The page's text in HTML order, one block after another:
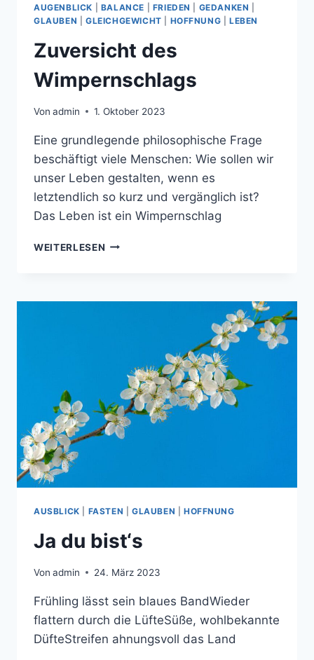
AUGENBLICK BALANCE FRIEDEN GEDANKEN
GLAUBEN
GLEICHGEWICHT HOFFNUNG |LEBEN
Zuversicht des
Wimpernschlags
Von admin 1. Oktober 2023
Eine grundlegende philosophische Frage
beschäftigt viele Menschen: Wie sollen wir
unser Leben gestalten, wenn es
letztendlich so kurz und vergänglich ist?
Das Leben ist ein Wimpernschlag
WEITERLESEN ZUVERSICHT
AUSBLICK FASTEN GLAUBEN HOFFNUNG
Ja du bist‘s
Von admin 24. März 2023
Frühling lässt sein blaues BandWieder
flattern durch die LüfteSüße, wohlbekannte
DüfteStreifen ahnungsvoll das Land